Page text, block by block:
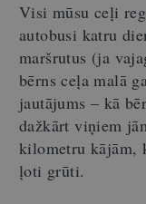
Visi mūsu ceļi
autobusi katru
maršrutus (ja
bērns ceļa malā
jautājums – kā
dažkārt viņiem
kilometru kājām,
ļoti grūti.